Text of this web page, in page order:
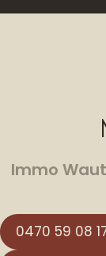
Immo
0470 59 08